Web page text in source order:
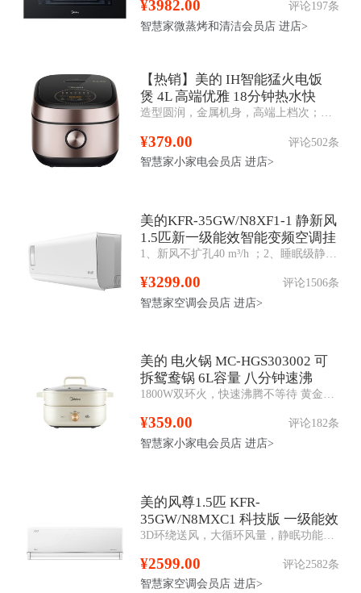
¥3982.00
评论197条
智慧家微蒸烤和清洁会员店 进店>
【热销】美的 IH智能猛火电饭
煲 4L 高端优雅 18分钟热水快
煮 智能预约 MB-FB40P501
¥379.00
评论502条
智慧家小家电会员店 进店>
美的KFR-35GW/N8XF1-1 静新风
1.5匹新一级能效智能变频空调挂
机
¥3299.00
评论1506条
智慧家空调会员店 进店>
美的 电火锅 MC-HGS303002 可
拆鸳鸯锅 6L容量 八分钟速沸
¥359.00
评论182条
智慧家小家电会员店 进店>
美的风尊1.5匹 KFR-
35GW/N8MXC1 科技版 一级能效
智能变频冷暖空调
¥2599.00
评论2582条
智慧家空调会员店 进店>